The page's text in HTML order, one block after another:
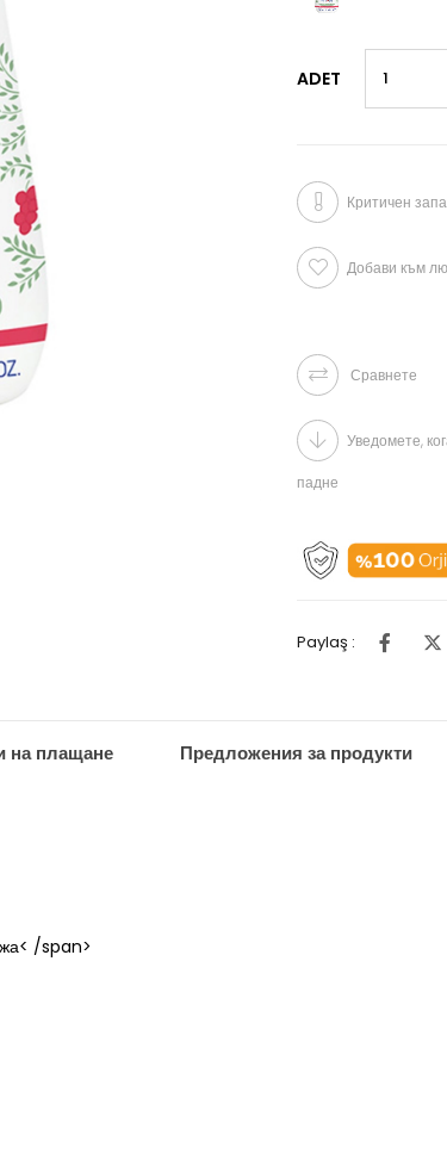
ADET
Критичен
Добави към
Сравнете
Уведомете,
падне
Paylaş :
на плащане Предложения за продукти
/span>